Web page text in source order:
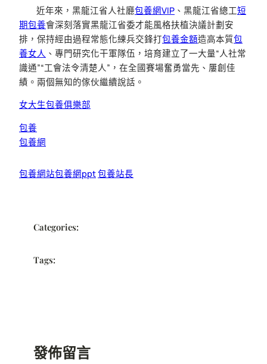
近年來，黑龍江省人社廳包養網VIP 、黑龍江省總工短
期包養會深刻落實黑龍江省委才能風格扶植決議計劃安
排，保持經由過程常態化練兵交鋒打包養金額造高本質包
養女人 、專門研究化干軍隊伍，培育建立了一大量“人社常
識通”“工會法令清楚人”，在全國賽場奮勇當先、屢創佳
績。兩個無知的傢伙繼續說話。
女大生包養俱樂部
包養
包養網
包養網站包養網ppt包養站長
Categories:
Tags:
發佈留言